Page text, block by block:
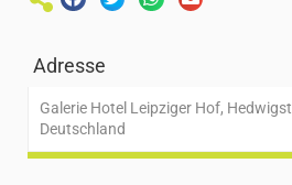
Adresse
Galerie Hotel Leipziger Hof,
Deutschland